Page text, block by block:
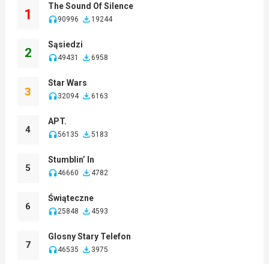
1
The Sound Of Silence
90996 19244
2
Sąsiedzi
49431 6958
3
Star Wars
32094 6163
4
APT.
56135 5183
5
Stumblin’ In
46660 4782
6
Świąteczne
25848 4593
7
Glosny Stary Telefon
46535 3975